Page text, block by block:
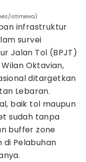
istimewa)
infrastruktur
survei
Jalan Tol (BPJT)
Oktavian,
ditargetkan
Lebaran.
baik tol maupun
sudah tanpa
buffer zone
di Pelabuhan